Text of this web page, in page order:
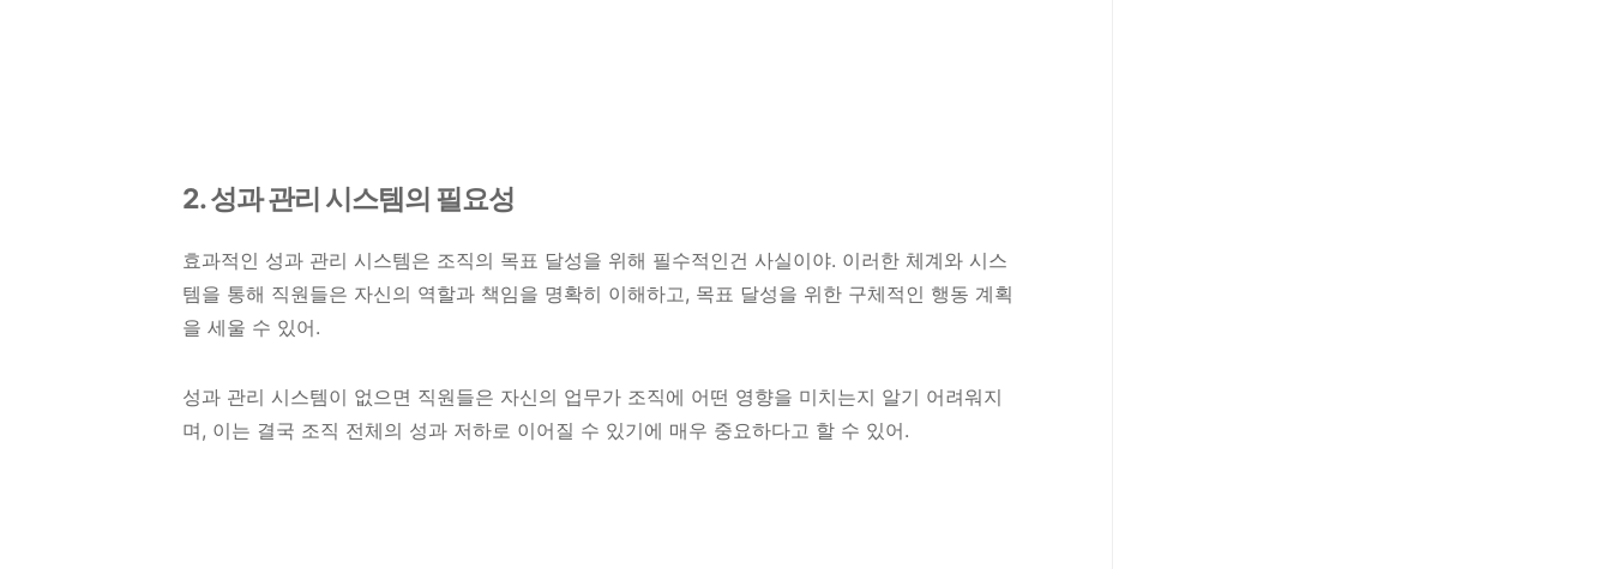
2. 성과 관리 시스템의 필요성
효과적인 성과 관리 시스템은 조직의 목표 달성을 위해 필수적인건 사실이야. 이러한 체계와 시스
템을 통해 직원들은 자신의 역할과 책임을 명확히 이해하고, 목표 달성을 위한 구체적인 행동 계획
을 세울 수 있어.
성과 관리 시스템이 없으면 직원들은 자신의 업무가 조직에 어떤 영향을 미치는지 알기 어려워지
며, 이는 결국 조직 전체의 성과 저하로 이어질 수 있기에 매우 중요하다고 할 수 있어.